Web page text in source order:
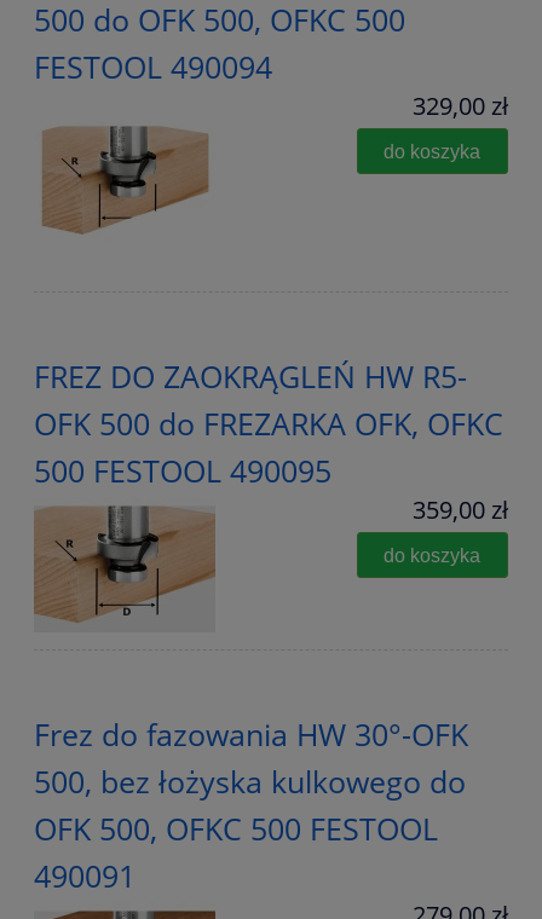
500 do OFK 500, OFKC 500
FESTOOL 490094
329,00 zł
do koszyka
FREZ DO ZAOKRĄGLEŃ HW R5-
OFK 500 do FREZARKA OFK, OFKC
500 FESTOOL 490095
359,00 zł
do koszyka
Frez do fazowania HW 30°-OFK
500, bez łożyska kulkowego do
OFK 500, OFKC 500 FESTOOL
490091